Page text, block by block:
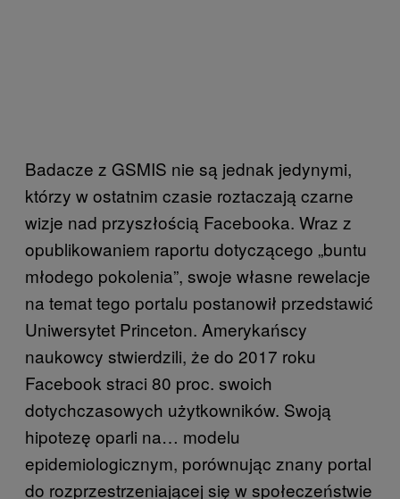
Badacze z GSMIS nie są jednak jedynymi,
którzy w ostatnim czasie roztaczają czarne
wizje nad przyszłością Facebooka. Wraz z
opublikowaniem raportu dotyczącego „buntu
młodego pokolenia”, swoje własne rewelacje
na temat tego portalu postanowił przedstawić
Uniwersytet Princeton. Amerykańscy
naukowcy stwierdzili, że do 2017 roku
Facebook straci 80 proc. swoich
dotychczasowych użytkowników. Swoją
hipotezę oparli na… modelu
epidemiologicznym, porównując znany portal
do rozprzestrzeniającej się w społeczeństwie